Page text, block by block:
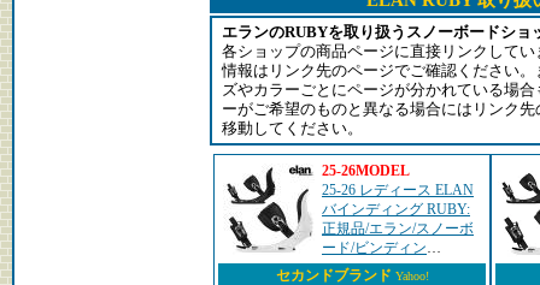
エランのRUBYを取り扱うスノーボードショ
各ショップの商品ページに直接リンクして
情報はリンク先のページでご確認ください
ズやカラーごとにページが分かれている場
ーがご希望のものと異なる場合にはリンク
移動してください。
25-26MODEL
25-26 レディース ELAN
バインディング RUBY:
正規品/エラン/スノーボ
ード/ビンディン
グ/SNOW
セカンドブランド Yahoo!